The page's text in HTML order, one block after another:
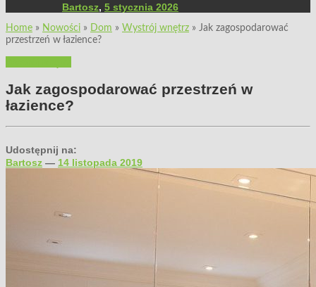
Bartosz, 5 stycznia 2026
Home » Nowości » Dom » Wystrój wnętrz » Jak zagospodarować
przestrzeń w łazience?
Jak zagospodarować przestrzeń w
łazience?
Udostępnij na:
Bartosz — 14 listopada 2019